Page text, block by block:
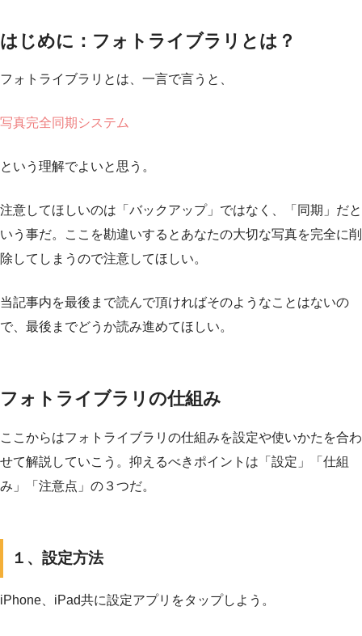
はじめに：フォトライブラリとは？
フォトライブラリとは、一言で言うと、
写真完全同期システム
という理解でよいと思う。
注意してほしいのは「バックアップ」ではなく、「同期」だと
いう事だ。ここを勘違いするとあなたの大切な写真を完全に削
除してしまうので注意してほしい。
当記事内を最後まで読んで頂ければそのようなことはないの
で、最後までどうか読み進めてほしい。
フォトライブラリの仕組み
ここからはフォトライブラリの仕組みを設定や使いかたを合わ
せて解説していこう。抑えるべきポイントは「設定」「仕組
み」「注意点」の３つだ。
１、設定方法
iPhone、iPad共に設定アプリをタップしよう。